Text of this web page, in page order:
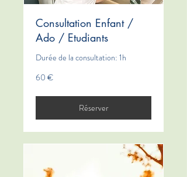
Consultation Enfant /
Ado / Etudiants
Durée de la consultation: 1h
60
euros
60 €
Réserver